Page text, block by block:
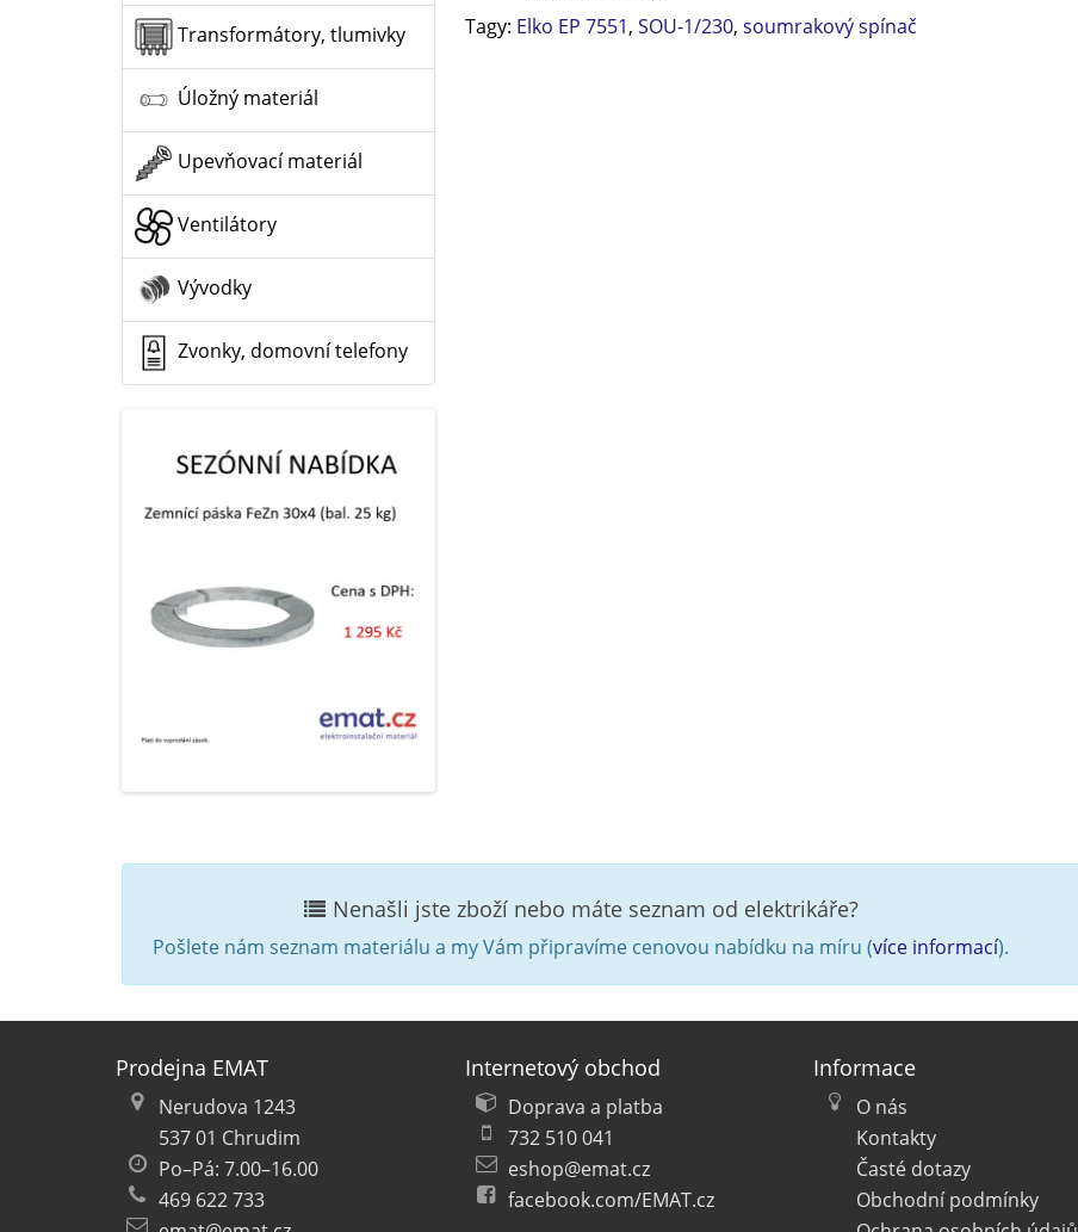
Transformátory, tlumivky
Úložný materiál
Upevňovací materiál
Ventilátory
Vývodky
Zvonky, domovní telefony
Tagy: Elko EP 7551, SOU-1/230, soumrakový spínač
Nenašli jste zboží nebo máte seznam od elektrikáře?
Pošlete nám seznam materiálu a my Vám připravíme cenovou nabídku na míru (více informací).
Prodejna EMAT
Nerudova 1243
537 01 Chrudim
Po–Pá: 7.00–16.00
469 622 733
Internetový obchod
Doprava a platba
732 510 041
eshop@emat.cz
facebook.com/EMAT.cz
Informace
O nás
Kontakty
Časté dotazy
Obchodní podmínky